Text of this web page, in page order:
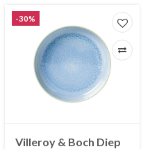
-30%
Villeroy & Boch Diep